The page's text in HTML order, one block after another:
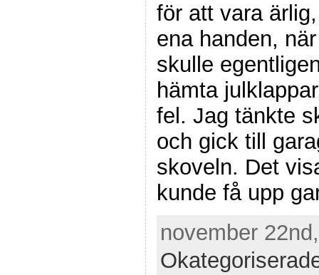
för att vara
ena handen,
skulle
hämta
fel. Jag tänkte
och gick till
skoveln. Det
kunde få upp
november